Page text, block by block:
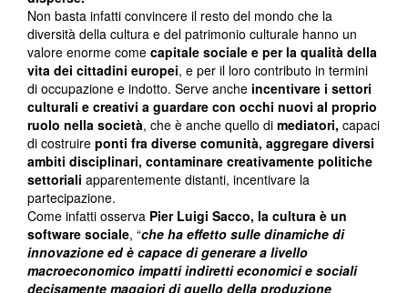
Non basta infatti convincere il resto del mondo che la
diversità della cultura e del patrimonio culturale hanno un
valore enorme come capitale sociale e per la qualità della
vita dei cittadini europei, e per il loro contributo in termini
di occupazione e indotto. Serve anche incentivare i settori
culturali e creativi a guardare con occhi nuovi al proprio
ruolo nella società, che è anche quello di mediatori, capaci
di costruire ponti fra diverse comunità, aggregare diversi
ambiti disciplinari, contaminare creativamente politiche
settoriali apparentemente distanti, incentivare la
partecipazione.
Come infatti osserva Pier Luigi Sacco, la cultura è un
software sociale, “che ha effetto sulle dinamiche di
innovazione ed è capace di generare a livello
macroeconomico impatti indiretti economici e sociali
decisamente maggiori di quello della produzione